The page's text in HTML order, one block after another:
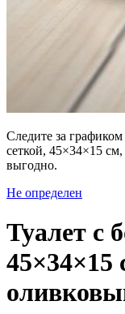
Следите за
сеткой, 45×34×15
выгодно.
Не определен
Туалет с
45×34×15